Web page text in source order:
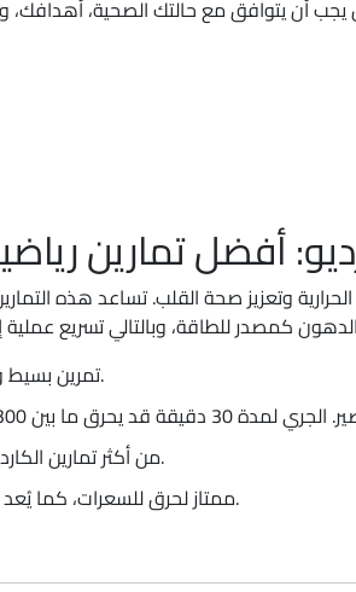
أفضل تمارين
تمرين بسيط وآمن لجميع الأعمار ويُعتبر نقطة انطلاق ممتازة للمبتدئين.
من أكثر تمارين الكارديو كثافة. يمكن أن يحرق حتى 10–15 سعرة حرارية في الدقيقة.
ممتاز لحرق للسعرات، كما يُعد خيارًا رائعًا لمن يعانون من آلام المفاصل.